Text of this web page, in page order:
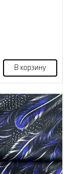
В корзину